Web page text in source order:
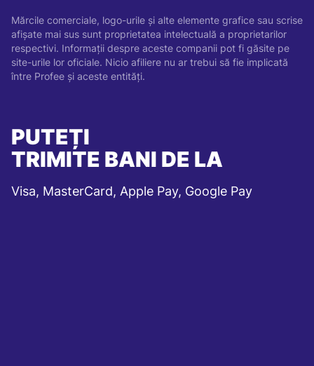
Mărcile comerciale, logo-urile și alte elemente grafice sau scrise
afișate mai sus sunt proprietatea intelectuală a proprietarilor
respectivi. Informații despre aceste companii pot fi găsite pe
site-urile lor oficiale. Nicio afiliere nu ar trebui să fie implicată
între Profee și aceste entități.
PUTEȚI
TRIMITE BANI DE LA
Visa, MasterCard, Apple Pay, Google Pay